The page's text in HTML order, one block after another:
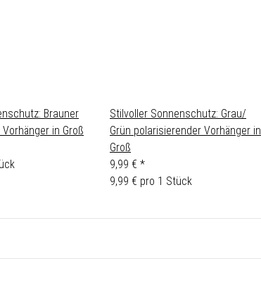
Brauner
in Groß
Stilvoller Sonnenschutz: Grau/
Grün polarisierender Vorhänger in
Groß
9,99 € *
9,99 € pro 1 Stück